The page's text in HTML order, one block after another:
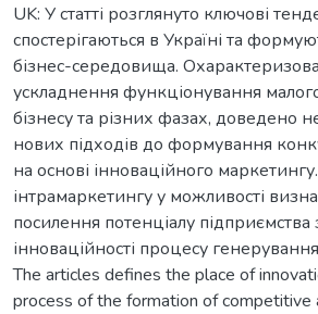
UK: У статті розглянуто ключові
спостерігаються в Україні та
бізнес-середовища.
ускладнення функціонування
бізнесу та різних фазах, доведено
нових підходів до формування
на основі інноваційного
інтрамаркетингу у можливості
посилення потенціалу
інноваційності процесу
The articles defines the place of
process of the formation of competitive